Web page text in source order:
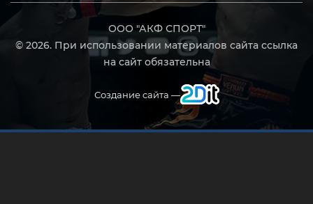
ООО "АКФ СПОРТ"
© 2026. При использовании материалов сайта ссылка
на сайт обязательна
Создание сайта —